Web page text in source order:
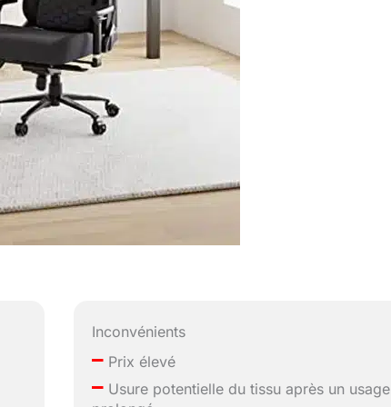
Inconvénients
– Prix élevé
– Usure potentielle du tissu après un usage